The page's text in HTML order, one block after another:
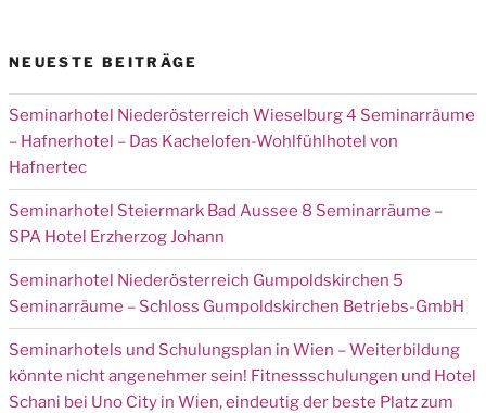
NEUESTE BEITRÄGE
Seminarhotel Niederösterreich Wieselburg 4 Seminarräume
– Hafnerhotel – Das Kachelofen-Wohlfühlhotel von
Hafnertec
Seminarhotel Steiermark Bad Aussee 8 Seminarräume –
SPA Hotel Erzherzog Johann
Seminarhotel Niederösterreich Gumpoldskirchen 5
Seminarräume – Schloss Gumpoldskirchen Betriebs-GmbH
Seminarhotels und Schulungsplan in Wien – Weiterbildung
könnte nicht angenehmer sein! Fitnessschulungen und Hotel
Schani bei Uno City in Wien, eindeutig der beste Platz zum